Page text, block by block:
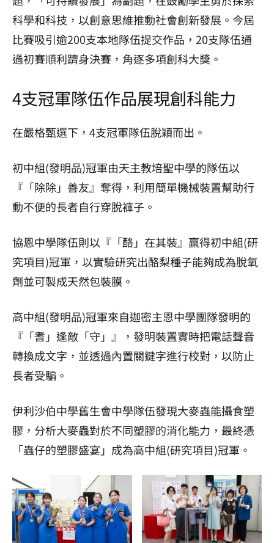
科學和科技，以創意思維推動社會創新發展。今屆
比賽吸引逾200支本地隊伍提交作品，20支隊伍通
過初賽順利躋身決賽，角逐多項創科大獎。
4支冠軍隊伍作品展現創科能力
在嚴格甄選下，4支冠軍隊伍脫穎而出。
初中組(發明品)冠軍由天主教培聖中學的隊伍以
『「除除」善友』奪得，利用簡單機械裝置幫助行
動不便的長者自行穿脫褲子。
協恩中學隊伍則以『「酪」在其裝』贏得初中組(研
究項目)冠軍，以實驗研究出酪梨種子能夠成為脫氧
劑並可製成天然包裝膜。
高中組(發明品)冠軍來自迦密主恩中學團隊發明的
『「耆」逢敵「守」』，發明裝置實時把電話聲音
轉換成文字，並透過內置關鍵字進行校對，以防止
長者受騙。
伊利沙伯中學舊生會中學隊伍發現大麥蟲能攝食塑
膠，分析大麥蟲對於不同塑膠的消化能力，最終憑
「蟲仔的塑膠盛宴」成為高中組(研究項目)冠軍。